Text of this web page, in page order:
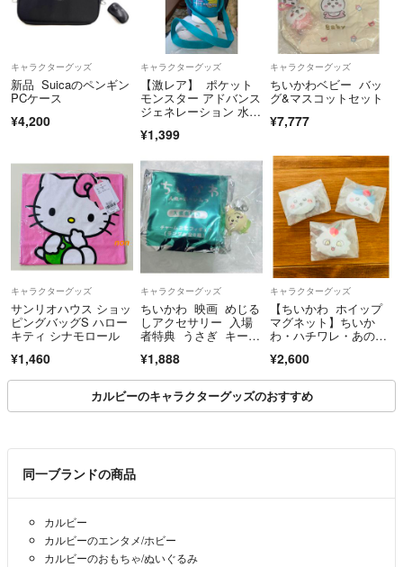
キャラクターグッズ
新品 Suicaのペンギン
PCケース
¥4,200
キャラクターグッズ
【激レア】 ポケット
モンスター アドバンス
ジェネレーション 水
レス
¥1,399
キャラクターグッズ
ちいかわベビー バッ
グ&マスコットセット
¥7,777
キャラクターグッズ
サンリオハウス ショッ
ピングバッグS ハロー
キティ シナモロール
¥1,460
キャラクターグッズ
ちいかわ 映画 めじる
しアクセサリー 入場
者特典 うさぎ キーホ
¥1,888
キャラクターグッズ
【ちいかわ ホイップ
マグネット】ちいか
わ・ハチワレ・あのこ
¥2,600
カルビーのキャラクターグッズのおすすめ
同一ブランドの商品
カルビー
カルビーのエンタメ/ホビー
カルビーのおもちゃ/ぬいぐるみ